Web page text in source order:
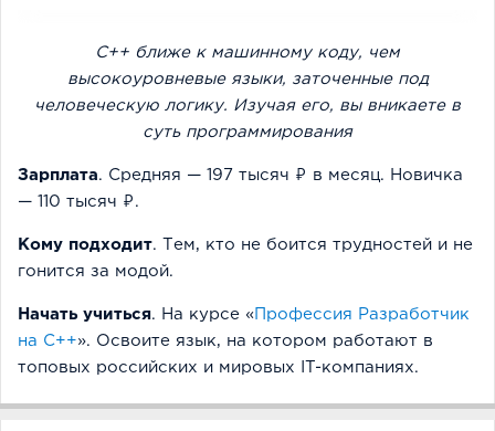
C++ ближе к машинному коду, чем
высокоуровневые языки, заточенные под
человеческую логику. Изучая его, вы вникаете в
суть программирования
Зарплата. Средняя — 197 тысяч ₽ в месяц. Новичка
— 110 тысяч ₽.
Кому подходит. Тем, кто не боится трудностей и не
гонится за модой.
Начать учиться. На курсе « Профессия Разработчик
на C++». Освоите язык, на котором работают в
топовых российских и мировых IT-компаниях.